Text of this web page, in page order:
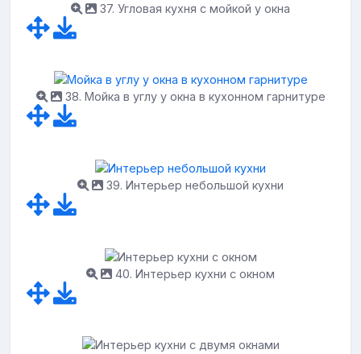
37. Угловая кухня с мойкой у окна
38. Мойка в углу у окна в кухонном гарнитуре
39. Интерьер небольшой кухни
40. Интерьер кухни с окном